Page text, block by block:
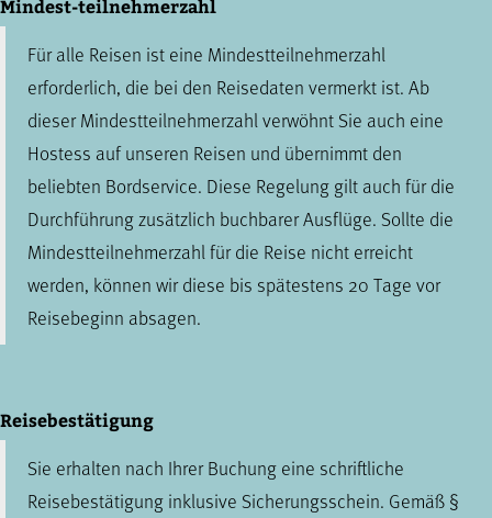
Mindest-teilnehmerzahl
Für alle Reisen ist eine Mindestteilnehmerzahl
erforderlich, die bei den Reisedaten vermerkt ist. Ab
dieser Mindestteilnehmerzahl verwöhnt Sie auch eine
Hostess auf unseren Reisen und übernimmt den
beliebten Bordservice. Diese Regelung gilt auch für die
Durchführung zusätzlich buchbarer Ausflüge. Sollte die
Mindestteilnehmerzahl für die Reise nicht erreicht
werden, können wir diese bis spätestens 20 Tage vor
Reisebeginn absagen.
Reisebestätigung
Sie erhalten nach Ihrer Buchung eine schriftliche
Reisebestätigung inklusive Sicherungsschein. Gemäß §